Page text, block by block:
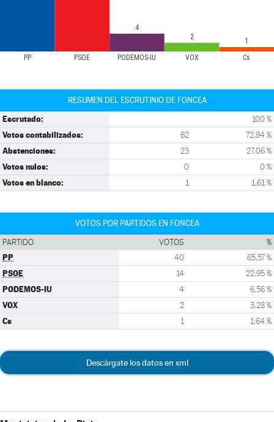
PP PSOE PODEMOS-IU VOX Cs
4
2
1
RESUMEN DEL ESCRUTINIO DE FONCEA
Escrutado: 100 %
Votos contabilizados: 62 72,94 %
Abstenciones: 23 27,06 %
Votos nulos: 0 0 %
Votos en blanco: 1 1,61 %
VOTOS POR PARTIDOS EN FONCEA
PARTIDO VOTOS %
PP 40 65,57 %
PSOE 14 22,95 %
PODEMOS-IU 4 6,56 %
VOX 2 3,28 %
Cs 1 1,64 %
Descárgate los datos en xml